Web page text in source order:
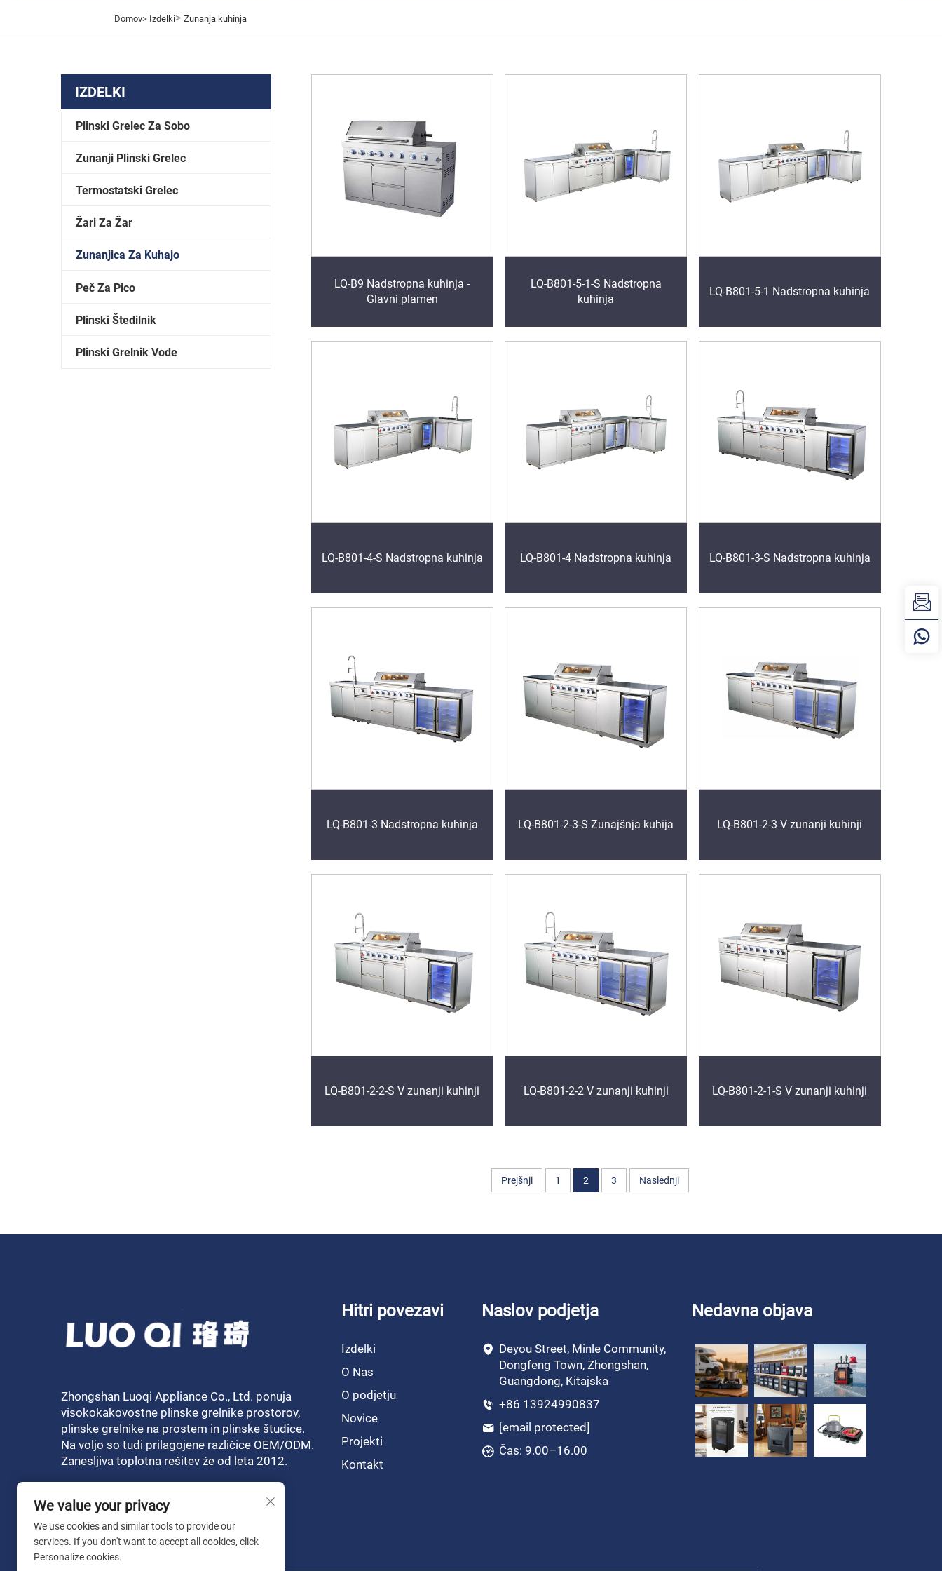
Domov> Izdelki> Zunanja kuhinja
IZDELKI
Plinski Grelec Za Sobo
Zunanji Plinski Grelec
Termostatski Grelec
Žari Za Žar
Zunanjica Za Kuhajo
Peč Za Pico
Plinski Štedilnik
Plinski Grelnik Vode
LQ-B9 Nadstropna kuhinja -
Glavni plamen
LQ-B801-5-1-S Nadstropna
kuhinja
LQ-B801-5-1 Nadstropna kuhinja
LQ-B801-4-S Nadstropna kuhinja LQ-B801-4 Nadstropna kuhinja LQ-B801-3-S Nadstropna kuhinja
LQ-B801-3 Nadstropna kuhinja LQ-B801-2-3-S Zunajšnja kuhija LQ-B801-2-3 V zunanji kuhinji
LQ-B801-2-2-S V zunanji kuhinji LQ-B801-2-2 V zunanji kuhinji LQ-B801-2-1-S V zunanji kuhinji
Prejšnji 1 2 3 Naslednji
Zhongshan Luoqi Appliance Co., Ltd. ponuja
visokokakovostne plinske grelnike prostorov,
plinske grelnike na prostem in plinske študice.
Na voljo so tudi prilagojene različice OEM/ODM.
Zanesljiva toplotna rešitev že od leta 2012.
Hitri povezavi
Izdelki
O Nas
O podjetju
Novice
Projekti
Kontakt
Naslov podjetja
Deyou Street, Minle Community,
Dongfeng Town, Zhongshan,
Guangdong, Kitajska
+86 13924990837
[email protected]
Čas: 9.00–16.00
Nedavna objava
We value your privacy
We use cookies and similar tools to provide our
services. If you don't want to accept all cookies, click
Personalize cookies.